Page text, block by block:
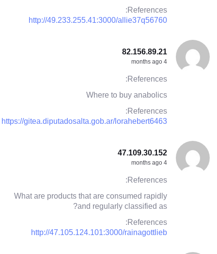
References:
http://49.233.255.41:3000/allie37q56760
82.156.89.21
4 months ago
References:
Where to buy anabolics
References:
https://gitea.diputadosalta.gob.ar/lorahebert6463
47.109.30.152
4 months ago
References:
What are products that are consumed rapidly
and regularly classified as?
References:
http://47.105.124.101:3000/rainagottlieb